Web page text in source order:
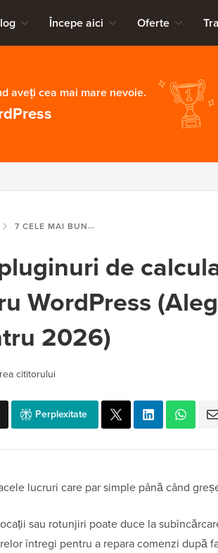
Începe aici Oferte
aveți cea mai mare nevoie.
7 CELE MAI BUNE PLUGINURI DE CALCULARE A IMPOZITELOR PENTRU WORDPRESS (ALEGEREA MEA EXPERTĂ PENTRU 2026)
de
WordPress
2026)
cititorului
Perplexitate
lucruri care par simple până când
sau rotunjiri poate duce la
întregi pentru a repara comenzi după